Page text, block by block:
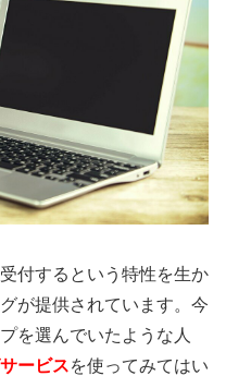
付するという特性を生か
が提供されています。今
を選んでいたような人
ービスを使ってみてはい